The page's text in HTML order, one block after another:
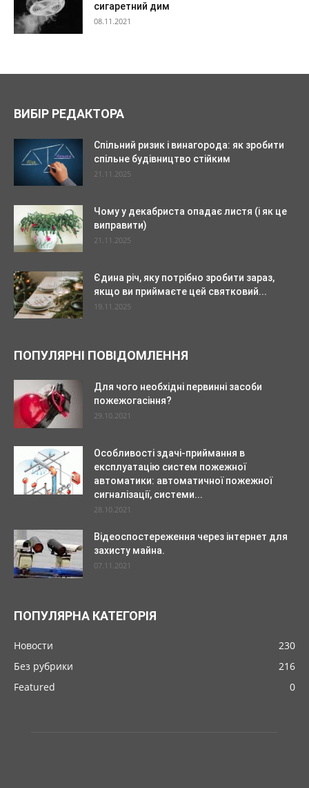
сигаретний дим
08.11.2021
ВИБІР РЕДАКТОРА
Спільний ризик і винагорода: як зробити
спільне будівництво стійким
21.11.2025
Чому у декабриста опадає листя (і як це
виправити)
21.11.2025
Єдина річ, яку потрібно зробити зараз,
якщо ви приймаєте цей святковий...
19.11.2025
ПОПУЛЯРНІ ПОВІДОМЛЕННЯ
Для чого необхідні первинні засоби
пожежогасіння?
29.10.2021
Особливості здачі-приймання в
експлуатацію систем пожежної
автоматики: автоматичної пожежної
сигналізації, системи...
28.10.2021
Відеоспостереження через інтернет для
захисту майна.
07.11.2021
ПОПУЛЯРНА КАТЕГОРІЯ
Новости
230
Без рубрики
216
Featured
0